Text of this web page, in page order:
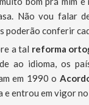
Não vou falar
poderão conferir
a tal reforma
ao idioma, os
em 1990 o
entrou em vigor